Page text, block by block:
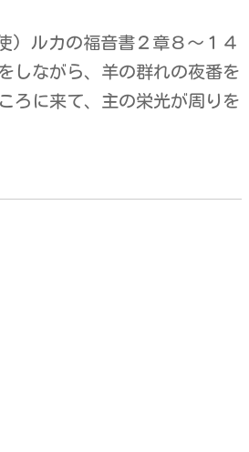
) ルカの福音書２章８〜１４
しながら、羊の群れの夜番を
ろに来て、主の栄光が周りを